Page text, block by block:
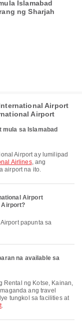
Islamabad
ng Sharjah
Airport
Airport
sa Islamabad
Airlines, ang
airport na ito.
Airport
Airport?
na available sa
ang travel
tungkol sa facilities at
.